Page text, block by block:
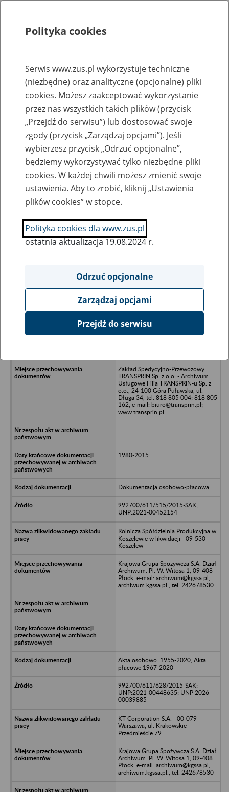
Rejestry, ewidencje i archiwa
Baza zlikwidowanych lub
przekształconych zakładów pracy
Nazwa zakładu pracy:
SZUKAJ
Ukryj wszystkie pozycje bazy
Gminna Spółdzielnia SCh w
Zakład Spedycyjno-Przewozowy
TRANSPRIN Sp. z.o.o. - Archiwum
Usługowe Filia TRANSPRIN-u Sp. z
o.o., 24-100 Góra Puławska, ul.
Długa 34, tel. 818 805 004; 818 805
162, e-mail: biuro@transprin.pl;
www.transprin.pl
1980-2015
Dokumentacja osobowo-płacowa
992700/611/515/2015-SAK;
UNP:2021-00452154
Rolnicza Spółdzielnia Produkcyjna w
Koszelewie w likwidacji - 09-530
Koszelew
Krajowa Grupa Spożywcza S.A. Dział
Archiwum. Pl. W. Witosa 1, 09-408
Płock, e-mail: archiwum@kgssa.pl,
archiwum.kgssa.pl., tel. 242678530
Akta osobowo: 1955-2020; Akta
płacowe 1967-2020
992700/611/628/2015-SAK;
UNP:2021-00448635; UNP 2026-
00039885
KT Corporation S.A. - 00-079
Warszawa, ul. Krakowskie
Przedmieście 79
Krajowa Grupa Spożywcza S.A. Dział
Archiwum. Pl. W. Witosa 1, 09-408
Płock, e-mail: archiwum@kgssa.pl,
archiwum.kgssa.pl., tel. 242678530
Polityka cookies
Serwis www.zus.pl wykorzystuje techniczne
(niezbędne) oraz analityczne (opcjonalne) pliki
cookies. Możesz zaakceptować wykorzystanie
przez nas wszystkich takich plików (przycisk
„Przejdź do serwisu”) lub dostosować swoje
zgody (przycisk „Zarządzaj opcjami”). Jeśli
wybierzesz przycisk „Odrzuć opcjonalne”,
będziemy wykorzystywać tylko niezbędne pliki
cookies. W każdej chwili możesz zmienić swoje
ustawienia. Aby to zrobić, kliknij „Ustawienia
plików cookies” w stopce.
Polityka cookies dla www.zus.pl
ostatnia aktualizacja 19.08.2024 r.
Odrzuć opcjonalne
Zarządzaj opcjami
Przejdź do serwisu